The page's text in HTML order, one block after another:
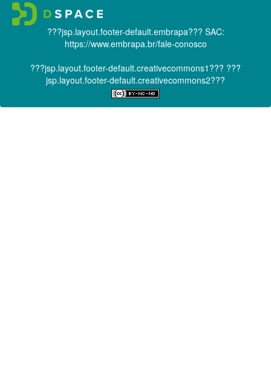
???jsp.layout.footer-default.embrapa??? SAC:
https://www.embrapa.br/fale-conosco
???jsp.layout.footer-default.creativecommons1??? ???
jsp.layout.footer-default.creativecommons2???